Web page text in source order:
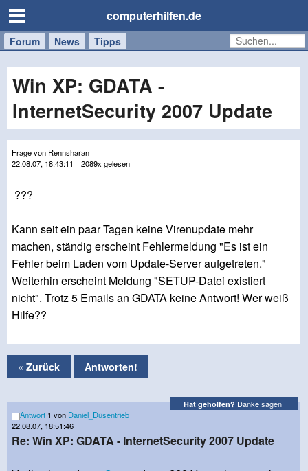
computerhilfen.de
Forum News Tipps
Handy
Tablet
Windows
Mac
Win XP: GDATA -
InternetSecurity 2007 Update
Frage von Rennsharan
22.08.07, 18:43:11 | 2089x gelesen
???
Kann seit ein paar Tagen keine Virenupdate mehr
machen, ständig erscheint Fehlermeldung "Es ist ein
Fehler beim Laden vom Update-Server aufgetreten."
Weiterhin erscheint Meldung "SETUP-Datei existiert
nicht". Trotz 5 Emails an GDATA keine Antwort! Wer weiß
Hilfe??
« Zurück Antworten!
Hat geholfen? Danke sagen!
Antwort 1 von Daniel_Düsentrieb
22.08.07, 18:51:46
Re: Win XP: GDATA - InternetSecurity 2007 Update